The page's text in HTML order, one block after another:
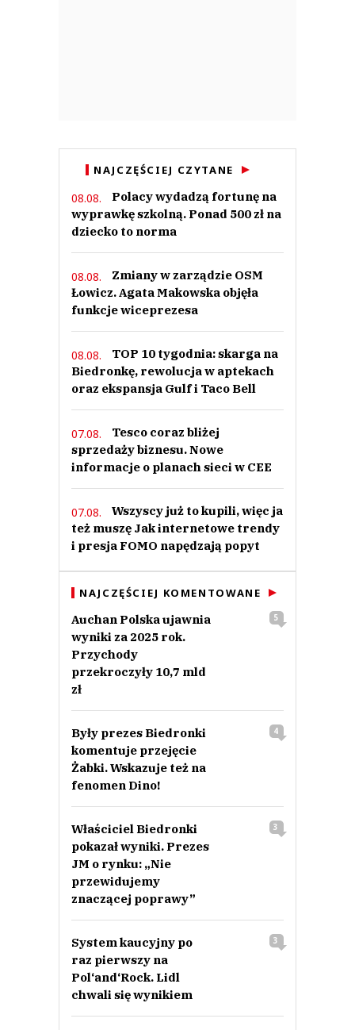
NAJCZĘŚCIEJ CZYTANE
08.08.
Polacy wydadzą fortunę na
wyprawkę szkolną. Ponad 500 zł na
dziecko to norma
08.08.
Zmiany w zarządzie OSM
Łowicz. Agata Makowska objęła
funkcje wiceprezesa
08.08.
TOP 10 tygodnia: skarga na
Biedronkę, rewolucja w aptekach
oraz ekspansja Gulf i Taco Bell
07.08.
Tesco coraz bliżej
sprzedaży biznesu. Nowe
informacje o planach sieci w CEE
07.08.
Wszyscy już to kupili, więc ja
też muszę Jak internetowe trendy
i presja FOMO napędzają popyt
NAJCZĘŚCIEJ KOMENTOWANE
Auchan Polska ujawnia
wyniki za 2025 rok.
Przychody
przekroczyły 10,7 mld
zł
5
Były prezes Biedronki
komentuje przejęcie
Żabki. Wskazuje też na
fenomen Dino!
4
Właściciel Biedronki
pokazał wyniki. Prezes
JM o rynku: „Nie
przewidujemy
znaczącej poprawy”
3
System kaucyjny po
raz pierwszy na
Pol‘and‘Rock. Lidl
chwali się wynikiem
3